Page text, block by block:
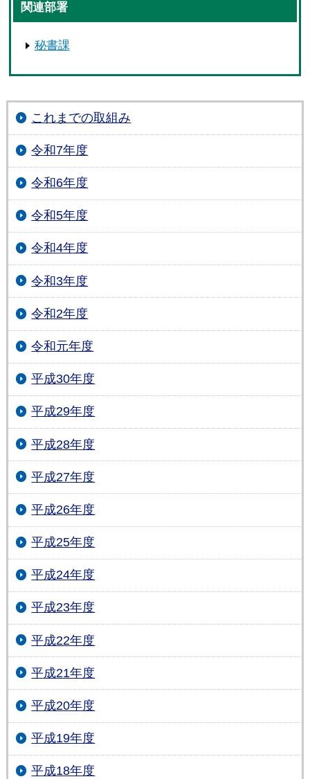
関連部署
秘書課
これまでの取組み
令和7年度
令和6年度
令和5年度
令和4年度
令和3年度
令和2年度
令和元年度
平成30年度
平成29年度
平成28年度
平成27年度
平成26年度
平成25年度
平成24年度
平成23年度
平成22年度
平成21年度
平成20年度
平成19年度
平成18年度